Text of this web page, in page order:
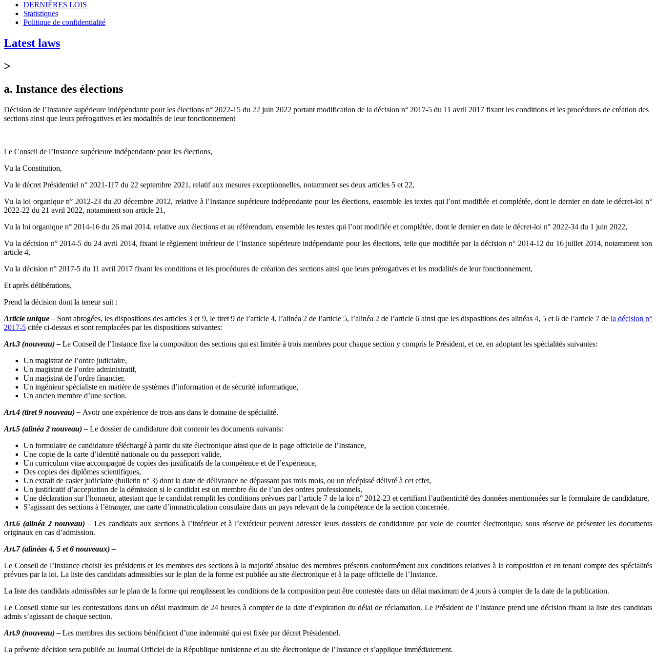
DERNIÈRES LOIS
Statistiques
Politique de confidentialité
Latest laws
>
a. Instance des élections
Décision de l’Instance supérieure indépendante pour les élections n° 2022-15 du 22 juin 2022 portant modification de la décision n° 2017-5 du 11 avril 2017 fixant les conditions et les procédures de création des
sections ainsi que leurs prérogatives et les modalités de leur fonctionnement
Le Conseil de l’Instance supérieure indépendante pour les élections,
Vu la Constitution,
Vu le décret Présidentiel n° 2021-117 du 22 septembre 2021, relatif aux mesures exceptionnelles, notamment ses deux articles 5 et 22,
Vu la loi organique n° 2012-23 du 20 décembre 2012, relative à l’Instance supérieure indépendante pour les élections, ensemble les textes qui l’ont modifiée et complétée, dont le dernier en date le décret-loi n°
2022-22 du 21 avril 2022, notamment son article 21,
Vu la loi organique n° 2014-16 du 26 mai 2014, relative aux élections et au référendum, ensemble les textes qui l’ont modifiée et complétée, dont le dernier en date le décret-loi n° 2022-34 du 1 juin 2022,
Vu la décision n° 2014-5 du 24 avril 2014, fixant le règlement intérieur de l’Instance supérieure indépendante pour les élections, telle que modifiée par la décision n° 2014-12 du 16 juillet 2014, notamment son
article 4,
Vu la décision n° 2017-5 du 11 avril 2017 fixant les conditions et les procédures de création des sections ainsi que leurs prérogatives et les modalités de leur fonctionnement,
Et après délibérations,
Prend la décision dont la teneur suit :
Article unique – Sont abrogées, les dispositions des articles 3 et 9, le tiret 9 de l’article 4, l’alinéa 2 de l’article 5, l’alinéa 2 de l’article 6 ainsi que les dispositions des alinéas 4, 5 et 6 de l’article 7 de la décision n°
2017-5 citée ci-dessus et sont remplacées par les dispositions suivantes:
Art.3 (nouveau) – Le Conseil de l’Instance fixe la composition des sections qui est limitée à trois membres pour chaque section y compris le Président, et ce, en adoptant les spécialités suivantes:
Un magistrat de l’ordre judiciaire,
Un magistrat de l’ordre administratif,
Un magistrat de l’ordre financier,
Un ingénieur spécialiste en matière de systèmes d’information et de sécurité informatique,
Un ancien membre d’une section.
Art.4 (tiret 9 nouveau) – Avoir une expérience de trois ans dans le domaine de spécialité.
Art.5 (alinéa 2 nouveau) – Le dossier de candidature doit contenir les documents suivants:
Un formulaire de candidature téléchargé à partir du site électronique ainsi que de la page officielle de l’Instance,
Une copie de la carte d’identité nationale ou du passeport valide,
Un curriculum vitae accompagné de copies des justificatifs de la compétence et de l’expérience,
Des copies des diplômes scientifiques,
Un extrait de casier judiciaire (bulletin n° 3) dont la date de délivrance ne dépassant pas trois mois, ou un récépissé délivré à cet effet,
Un justificatif d’acceptation de la démission si le candidat est un membre élu de l’un des ordres professionnels,
Une déclaration sur l’honneur, attestant que le candidat remplit les conditions prévues par l’article 7 de la loi n° 2012-23 et certifiant l’authenticité des données mentionnées sur le formulaire de candidature,
S’agissant des sections à l’étranger, une carte d’immatriculation consulaire dans un pays relevant de la compétence de la section concernée.
Art.6 (alinéa 2 nouveau) –Les candidats aux sections à l’intérieur et à l’extérieur peuvent adresser leurs dossiers de candidature par voie de courrier électronique, sous réserve de présenter les documents
originaux en cas d’admission.
Art.7 (alinéas 4, 5 et 6 nouveaux) –
Le Conseil de l’Instance choisit les présidents et les membres des sections à la majorité absolue des membres présents conformément aux conditions relatives à la composition et en tenant compte des spécialités
prévues par la loi. La liste des candidats admissibles sur le plan de la forme est publiée au site électronique et à la page officielle de l’Instance.
La liste des candidats admissibles sur le plan de la forme qui remplissent les conditions de la composition peut être contestée dans un délai maximum de 4 jours à compter de la date de la publication.
Le Conseil statue sur les contestations dans un délai maximum de 24 heures à compter de la date d’expiration du délai de réclamation. Le Président de l’Instance prend une décision fixant la liste des candidats
admis s’agissant de chaque section.
Art.9 (nouveau) – Les membres des sections bénéficient d’une indemnité qui est fixée par décret Présidentiel.
La présente décision sera publiée au Journal Officiel de la République tunisienne et au site électronique de l’Instance et s’applique immédiatement.